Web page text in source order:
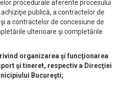
procedurale aferente procesului
publică, a contractelor de
a contractelor de concesiune de
ulterioare şi completările
organizarea şi funcţionarea
şi tineret, respectiv a Direcţiei
Bucureşti;